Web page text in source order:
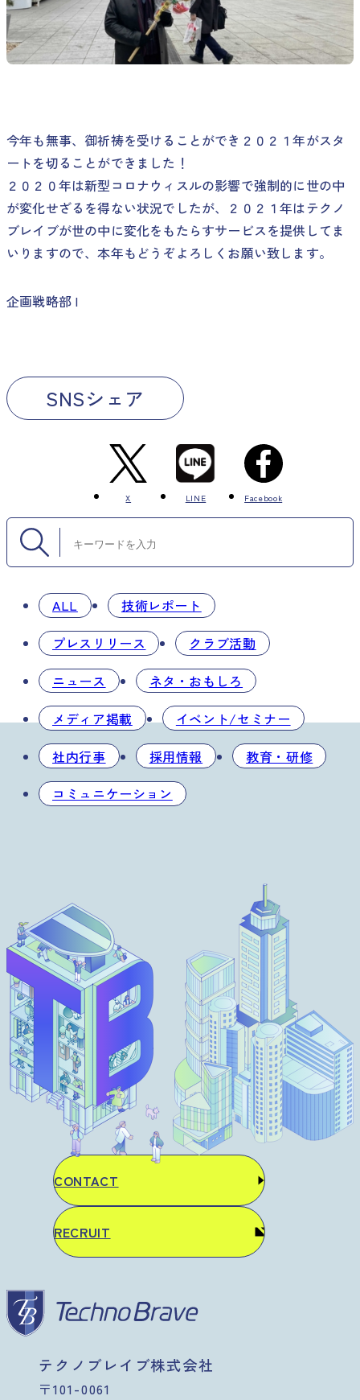
今年も無事、御祈祷を受けることができ２０２１年がスタ
ートを切ることができました！
２０２０年は新型コロナウィスルの影響で強制的に世の中
が変化せざるを得ない状況でしたが、２０２１年はテクノ
ブレイブが世の中に変化をもたらすサービスを提供してま
いりますので、本年もどうぞよろしくお願い致します。
企画戦略部 I
SNSシェア
X LINE Facebook
ALL
技術レポート
プレスリリース
クラブ活動
ニュース
ネタ・おもしろ
メディア掲載
イベント/セミナー
社内行事
採用情報
教育・研修
コミュニケーション
CONTACT
RECRUIT
テクノブレイブ株式会社
〒101-0061